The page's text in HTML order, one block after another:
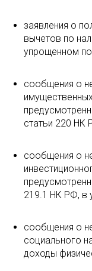
заявления о
вычетов по
упрощенном
сообщения о
статьи 220 НК
сообщения о
219.1 НК РФ, в
сообщения о
социального
доходы